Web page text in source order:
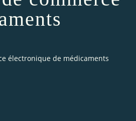
électronique de médicaments